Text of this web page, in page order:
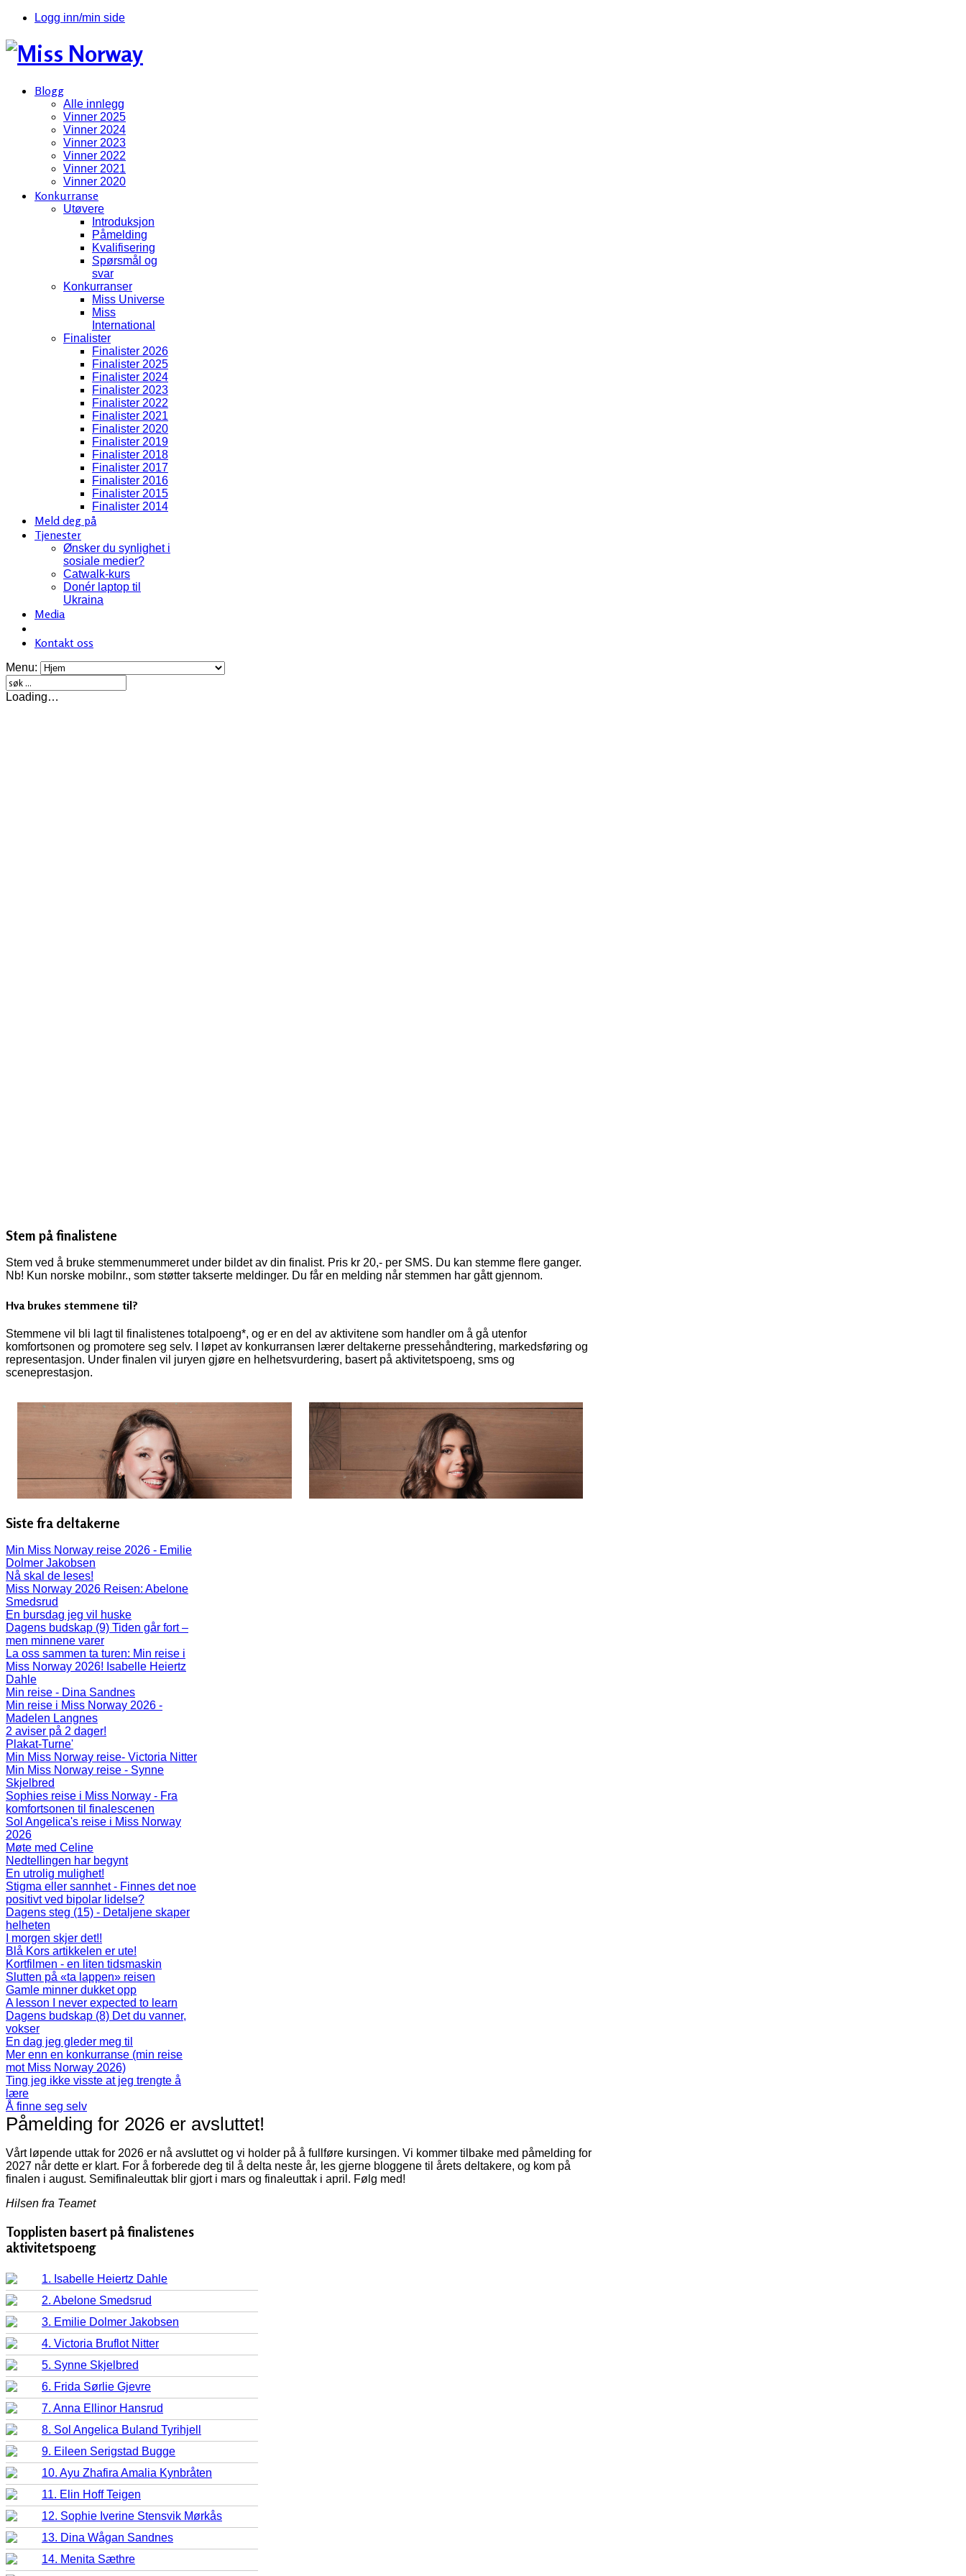
Logg inn/min side
Blogg
Alle innlegg
Vinner 2025
Vinner 2024
Vinner 2023
Vinner 2022
Vinner 2021
Vinner 2020
Konkurranse
Utøvere
Introduksjon
Påmelding
Kvalifisering
Spørsmål og
svar
Konkurranser
Miss Universe
Miss
International
Finalister
Finalister 2026
Finalister 2025
Finalister 2024
Finalister 2023
Finalister 2022
Finalister 2021
Finalister 2020
Finalister 2019
Finalister 2018
Finalister 2017
Finalister 2016
Finalister 2015
Finalister 2014
Meld deg på
Tjenester
Ønsker du synlighet i
sosiale medier?
Catwalk-kurs
Donér laptop til
Ukraina
Media
Kontakt oss
Menu:
Loading…
Stem på finalistene
Stem ved å bruke stemmenummeret under bildet av din finalist. Pris kr 20,- per SMS. Du kan stemme flere ganger.
Nb! Kun norske mobilnr., som støtter takserte meldinger. Du får en melding når stemmen har gått gjennom.
Hva brukes stemmene til?
Stemmene vil bli lagt til finalistenes totalpoeng*, og er en del av aktivitene som handler om å gå utenfor
komfortsonen og promotere seg selv. I løpet av konkurransen lærer deltakerne pressehåndtering, markedsføring og
representasjon. Under finalen vil juryen gjøre en helhetsvurdering, basert på aktivitetspoeng, sms og
sceneprestasjon.
Siste fra deltakerne
Min Miss Norway reise 2026 - Emilie
Dolmer Jakobsen
Nå skal de leses!
Miss Norway 2026 Reisen: Abelone
Smedsrud
En bursdag jeg vil huske
Dagens budskap (9) Tiden går fort –
men minnene varer
La oss sammen ta turen: Min reise i
Miss Norway 2026! Isabelle Heiertz
Dahle
Min reise - Dina Sandnes
Min reise i Miss Norway 2026 -
Madelen Langnes
2 aviser på 2 dager!
Plakat-Turne'
Min Miss Norway reise- Victoria Nitter
Min Miss Norway reise - Synne
Skjelbred
Sophies reise i Miss Norway - Fra
komfortsonen til finalescenen
Sol Angelica's reise i Miss Norway
2026
Møte med Celine
Nedtellingen har begynt
En utrolig mulighet!
Stigma eller sannhet - Finnes det noe
positivt ved bipolar lidelse?
Dagens steg (15) - Detaljene skaper
helheten
I morgen skjer det!!
Blå Kors artikkelen er ute!
Kortfilmen - en liten tidsmaskin
Slutten på «ta lappen» reisen
Gamle minner dukket opp
A lesson I never expected to learn
Dagens budskap (8) Det du vanner,
vokser
En dag jeg gleder meg til
Mer enn en konkurranse (min reise
mot Miss Norway 2026)
Ting jeg ikke visste at jeg trengte å
lære
Å finne seg selv
Påmelding for 2026 er avsluttet!
Vårt løpende uttak for 2026 er nå avsluttet og vi holder på å fullføre kursingen. Vi kommer tilbake med påmelding for
2027 når dette er klart. For å forberede deg til å delta neste år, les gjerne bloggene til årets deltakere, og kom på
finalen i august. Semifinaleuttak blir gjort i mars og finaleuttak i april. Følg med!
Hilsen fra Teamet
Topplisten basert på finalistenes
aktivitetspoeng
1. Isabelle Heiertz Dahle
2. Abelone Smedsrud
3. Emilie Dolmer Jakobsen
4. Victoria Bruflot Nitter
5. Synne Skjelbred
6. Frida Sørlie Gjevre
7. Anna Ellinor Hansrud
8. Sol Angelica Buland Tyrihjell
9. Eileen Serigstad Bugge
10. Ayu Zhafira Amalia Kynbråten
11. Elin Hoff Teigen
12. Sophie Iverine Stensvik Mørkås
13. Dina Wågan Sandnes
14. Menita Sæthre